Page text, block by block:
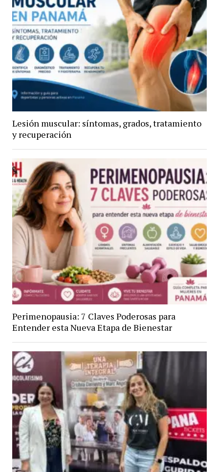
Lesión muscular: síntomas, grados, tratamiento
y recuperación
Perimenopausia: 7 Claves Poderosas para
Entender esta Nueva Etapa de Bienestar